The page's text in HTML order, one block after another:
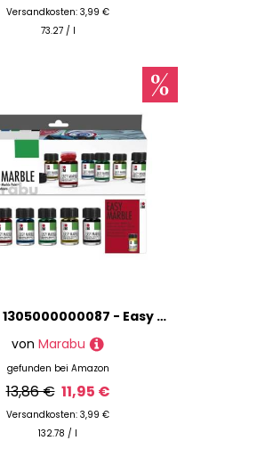
Versandkosten: 3,99 €
73.27 / l
Marabu 1305000000087 - Easy Marble Starter Set, Marmorierfarbe zum kinderleichten Tauchmarmorieren von Kunststoff, Glas, Holz, Styropor und flächigen Marmorieren von Papier, 6 x 15 ml Grundfarben
von Marabu
gefunden bei Amazon
13,86 € 11,95 €
Versandkosten: 3,99 €
132.78 / l